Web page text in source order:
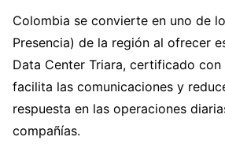
Colombia se convierte en uno de
Presencia) de la región al ofrecer
Data Center Triara, certificado con
facilita las comunicaciones y
respuesta en las operaciones
compañías.